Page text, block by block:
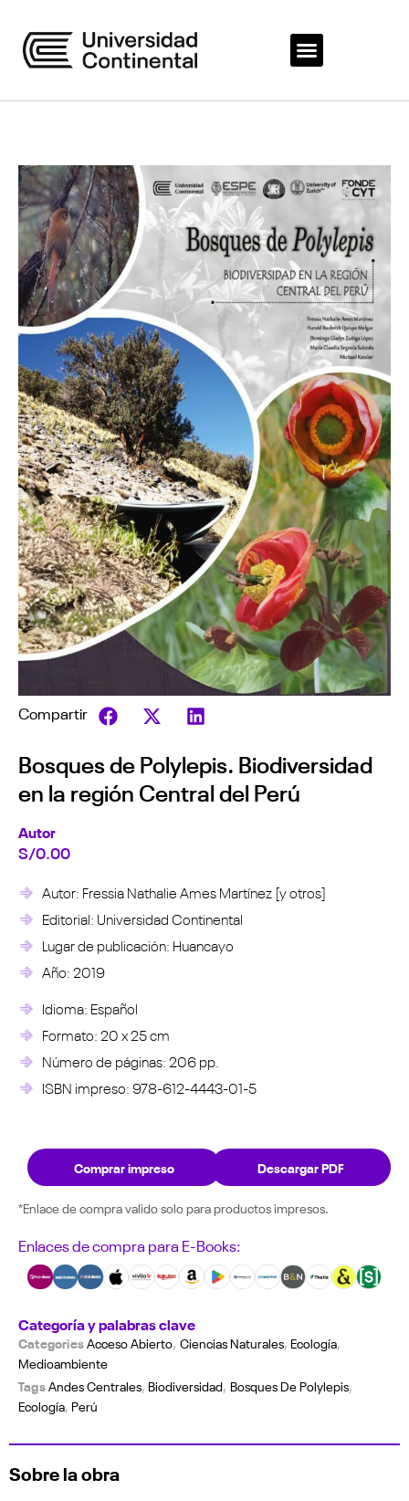
Compartir
Bosques de Polylepis. Biodiversidad
en la región Central del Perú
Autor
S/0.00
Autor: Fressia Nathalie Ames Martínez [y otros]
Editorial: Universidad Continental
Lugar de publicación: Huancayo
Año: 2019
Idioma: Español
Formato: 20 x 25 cm
Número de páginas: 206 pp.
ISBN impreso: 978-612-4443-01-5
Comprar impreso Descargar PDF
*Enlace de compra valido solo para productos impresos.
Enlaces de compra para E-Books:
Categoría y palabras clave
CategoriesAcceso Abierto, Ciencias Naturales, Ecología,
Medioambiente
TagsAndes Centrales, Biodiversidad, Bosques De Polylepis,
Ecología, Perú
Sobre la obra